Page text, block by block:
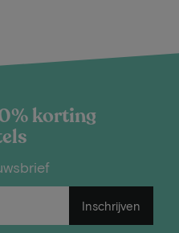
korting
Inschrijven